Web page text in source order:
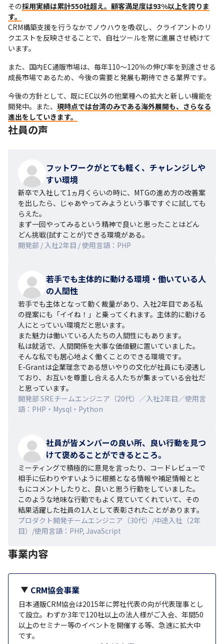
その採用実績は累計550社超え。顧客満足度は93%以上を誇りま
す。
CRM構築支援を行うなかでノウハウを吸収し、クライアントのリ
クエストを反映させることで、自社ツールを常に進展させ続けて
います。
また、国内EC通販市場は、毎年110～120％の伸び率を到達させる
成長市場であるため、今後の需要と発展も期待できる業界です。
今後の方針として、既にEC以外の他業種への拡大と新しい機能を
開発中。また、 現時点では台湾のみである海外展開も、さらなる
進出をしていきます。
社員の声
フットワークがとても軽く、チャレンジしや
すい環境
新卒で入社して1ヵ月くらいの時に、MTGの進め方の改善案
を出したら、じゃあやってみようという事ですぐに試しても
らえた。
まず一回やってみるという精神で良いと思ったことはどん
どん挑戦(試すことが)できる環境がある。
開発部 / 入社2年目 / 使用言語：PHP
若手でも主体的に動ける環境・働いている人
の人間性
若手でも主体となって動く裁量があり、入社2年目である私
の提案にも「イイね！」と乗ってくれます。主体的に動ける
人にとっていい環境だと思います。
また魅力は働いている人たちの人間性にもあります。
私は就活で、人間関係を大事な価値観に置いていました。
そんな私でも居心地よく働くことのできる環境です。
E-Grantは企業理念である想いやりの文化が社員にも浸透し
ており、お互いを尊重し合える人たちが集まっている会社だ
と思っています。
開発部 SREチームエンジニア（20代）／入社2年目／使用言
語：PHP・Mysql・Python
社員が皆メンバーの良い所、良い行動を見つ
けて褒めることができるところ。
ミーティングで積極的に意見を言ったり、コードレビューで
相手に伝わりやすいように根拠となる情報や補足情報とと
もにコメントしたりと、良いと思う行動をしていました。
このような地味な行動でもよく見ていてくれていて、その
結果活躍した社員の1人として表彰されたことがあります。
プロダクト開発チームエンジニア（30代）/中途入社（2年
目）/使用言語：PHP, JavaScript
事業内容
CRM協会事業
日本通販CRM協会は2015年に弊社代表の向が代表理事とし
て設立。わずか3年で120社以上の法人様がご入会、年間50
以上のセミナー等のイベントを開催する等、急速に拡大中
です。